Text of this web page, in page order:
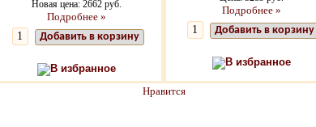
Новая цена: 2662 руб.
Подробнее »
Добавить в корзину
В избранное
Подробнее »
Добавить в корзину
В избранное
Нравится